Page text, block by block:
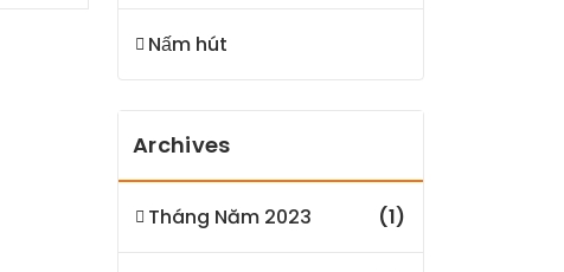
Nấm hút
Archives
Tháng Năm 2023 (1)